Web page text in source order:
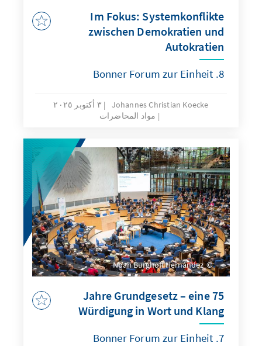
Im Fokus: Systemkonflikte
zwischen Demokratien und
Autokratien
8. Bonner Forum zur Einheit
Johannes Christian Koecke
٣ أكتوبر ٢٠٢٥
مواد المحاضرات
Noah Burghoff Hernández
75 Jahre Grundgesetz – eine
Würdigung in Wort und Klang
7. Bonner Forum zur Einheit